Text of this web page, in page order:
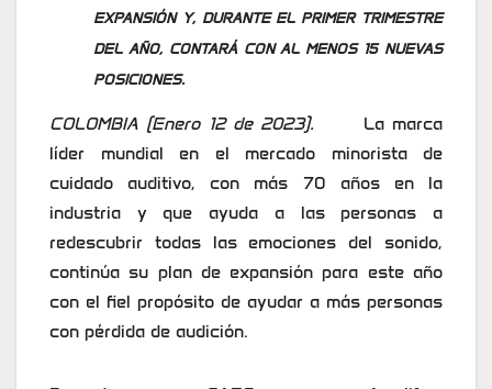
EXPANSIÓN Y, DURANTE EL PRIMER TRIMESTRE
DEL AÑO, CONTARÁ CON AL MENOS 15 NUEVAS
POSICIONES.
COLOMBIA (Enero 12 de 2023). La marca
líder mundial en el mercado minorista de
cuidado auditivo, con más 70 años en la
industria y que ayuda a las personas a
redescubrir todas las emociones del sonido,
continúa su plan de expansión para este año
con el fiel propósito de ayudar a más personas
con pérdida de audición.